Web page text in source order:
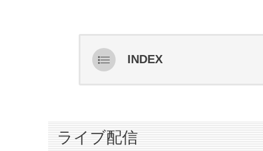
INDEX
ライブ配信
ハイライト
ライブ配信